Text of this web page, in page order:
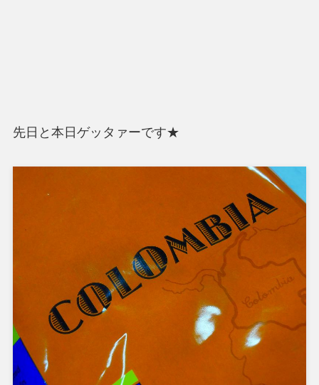
先日と本日ゲッタァーです★